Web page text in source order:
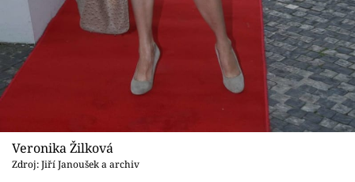
Veronika Žilková
Zdroj: Jiří Janoušek a archiv